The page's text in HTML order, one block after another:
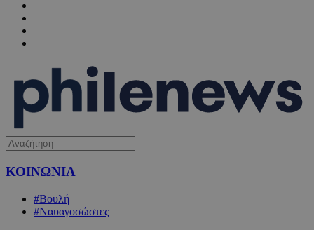
ΚΟΙΝΩΝΙΑ
#Βουλή
#Ναυαγοσώστες